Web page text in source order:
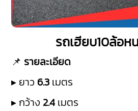
รถเฮียบ10ล้อห
📌 รายละเอียด
▸ ยาว 6.3 เมตร
▸ กว้าง 2.4 เมตร